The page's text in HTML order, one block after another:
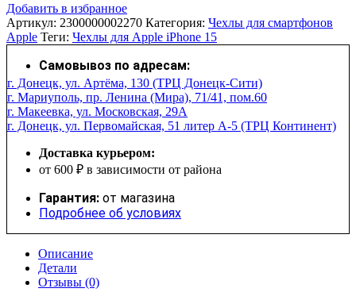
Добавить в избранное
Артикул: 2300000002270 Категория: Чехлы для смартфонов
Apple Теги: Чехлы для Apple iPhone 15
Самовывоз по адресам:
г. Донецк, ул. Артёма, 130 (ТРЦ Донецк-Сити)
г. Мариуполь, пр. Ленина (Мира), 71/41, пом.60
г. Макеевка, ул. Московская, 29А
г. Донецк, ул. Первомайская, 51 литер А-5 (ТРЦ Континент)
Доставка курьером:
от 600 ₽ в зависимости от района
Гарантия: от магазина
Подробнее об условиях
Описание
Детали
Отзывы (0)